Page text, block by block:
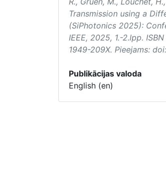
Transmission using a
(SiPhotonics 2025):
IEEE, 2025, 1.-2.lpp.
1949-209X. Pieejams:
Publikācijas valoda
English (en)